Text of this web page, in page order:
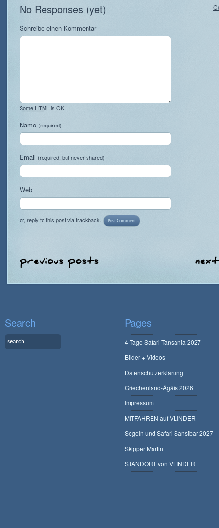
No Responses (yet)
Schreibe einen Kommentar
Some HTML is OK
Name (required)
Email (required, but never shared)
Web
or, reply to this post viatrackback
Search Pages
4 Tage Safari Tansania 2027
Bilder + Videos
Datenschutzerklärung
Griechenland-Ägäis 2026
Impressum
MITFAHREN auf VLINDER
Segeln und Safari Sansibar 2027
Skipper Martin
STANDORT von VLINDER